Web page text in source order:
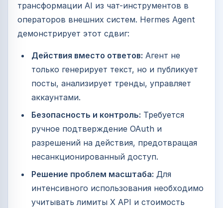
трансформации AI из чат-инструментов в
операторов внешних систем. Hermes Agent
демонстрирует этот сдвиг:
Действия вместо ответов: Агент не
только генерирует текст, но и публикует
посты, анализирует тренды, управляет
аккаунтами.
Безопасность и контроль: Требуется
ручное подтверждение OAuth и
разрешений на действия, предотвращая
несанкционированный доступ.
Решение проблем масштаба: Для
интенсивного использования необходимо
учитывать лимиты X API и стоимость